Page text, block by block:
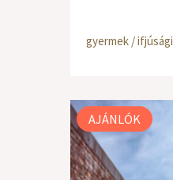
gyermek / ifjúsági
AJÁNLÓK